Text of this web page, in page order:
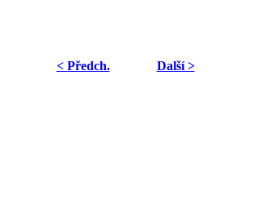
< Předch.
Další >